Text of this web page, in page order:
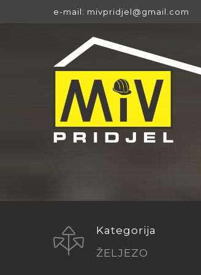
e-mail: mivpridjel@gmail.com
Kategorija
ŽELJEZO